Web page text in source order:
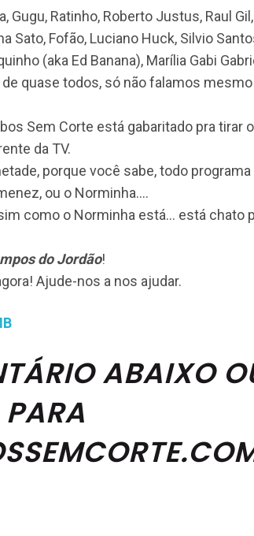
Gugu, Ratinho, Roberto Justus, Raul
Sato, Fofão, Luciano Huck, Silvio
(aka Ed Banana), Marília Gabi
de quase todos, só não falamos
Sem Corte está gabaritado pra tirar
da TV.
porque você sabe, todo
ou o Norminha….
como o Norminha está… está chato
do Jordão!
Ajude-nos a nos ajudar.
ABAIXO